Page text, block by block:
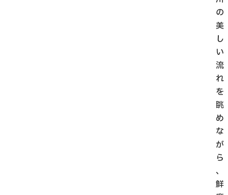
の
美
し
い
流
れ
を
眺
め
な
が
ら
、
鮮